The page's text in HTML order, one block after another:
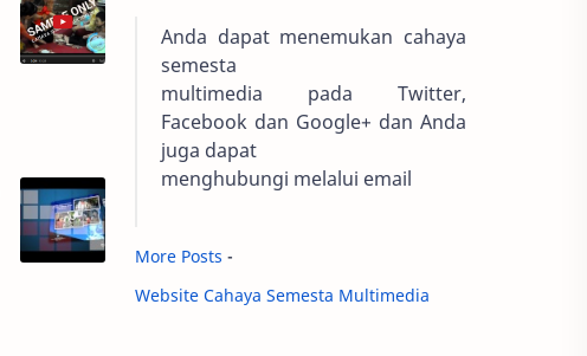
Anda dapat menemukan cahaya
semesta
multimedia pada Twitter,
Facebook dan Google+ dan Anda
juga dapat
menghubungi melalui email
More Posts -
Website Cahaya Semesta Multimedia